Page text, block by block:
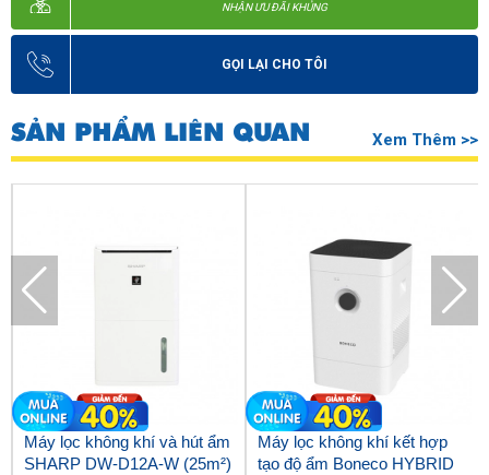
NHẬN ƯU ĐÃI KHỦNG
GỌI LẠI CHO TÔI
SẢN PHẨM LIÊN QUAN Xem Thêm >>
Máy lọc không khí và hút ẩm
SHARP DW-D12A-W (25m²)
Máy lọc không khí kết hợp
tạo độ ẩm Boneco HYBRID